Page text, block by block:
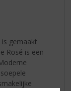
is gemaakt
Rosé is een